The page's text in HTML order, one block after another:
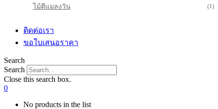
ไม้ตีแมลงวัน (1)
ติดต่อเรา
ขอใบเสนอราคา
Search
Search
Close this search box.
0
No products in the list